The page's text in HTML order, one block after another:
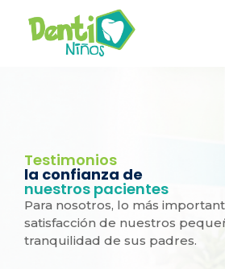
Testimonios
la confianza de
nuestros pacientes
Para nosotros, lo más
satisfacción de nuestros
tranquilidad de sus padres.